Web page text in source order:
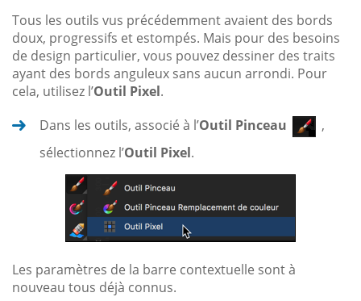
Tous les outils vus précédemment avaient des bords
doux, progressifs et estompés. Mais pour des besoins
de design particulier, vous pouvez dessiner des traits
ayant des bords anguleux sans aucun arrondi. Pour
cela, utilisez l’Outil Pixel.
Dans les outils, associé à l’Outil Pinceau
,
sélectionnez l’Outil Pixel.
Les paramètres de la barre contextuelle sont à
nouveau tous déjà connus.